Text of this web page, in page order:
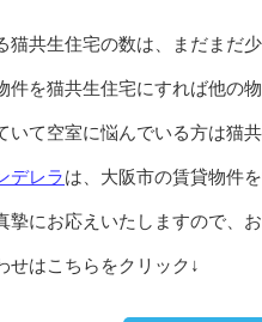
猫共生住宅の数は、まだまだ
件を猫共生住宅にすれば他の
いて空室に悩んでいる方は猫
デレラは、大阪市の賃貸物件
摯にお応えいたしますので、
せはこちらをクリック↓